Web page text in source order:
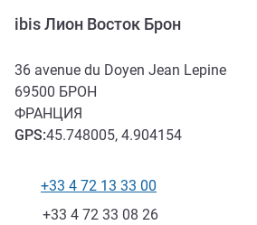
ibis Лион Восток Брон
36 avenue du Doyen Jean Lepine
69500 БРОН
ФРАНЦИЯ
GPS:45.748005, 4.904154
Телефон
+33 4 72 13 33 00
Факс
+33 4 72 33 08 26